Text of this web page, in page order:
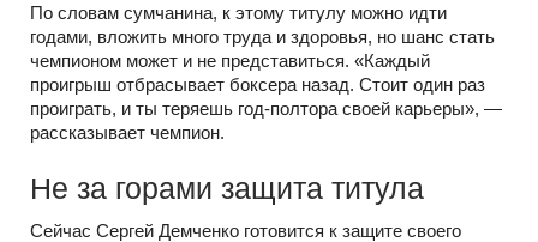
По словам сумчанина, к этому титулу можно идти
годами, вложить много труда и здоровья, но шанс стать
чемпионом может и не представиться. «Каждый
проигрыш отбрасывает боксера назад. Стоит один раз
проиграть, и ты теряешь год-полтора своей карьеры», —
рассказывает чемпион.
Не за горами защита титула
Сейчас Сергей Демченко готовится к защите своего